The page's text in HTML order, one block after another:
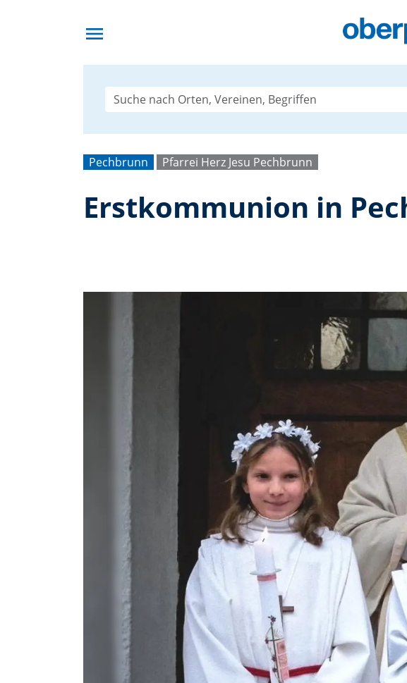
menu
Pechbrunn Pfarrei Herz Jesu Pechbrunn
Erstkommunion in